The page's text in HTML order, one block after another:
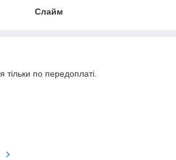
Слайм
тільки по передоплаті.